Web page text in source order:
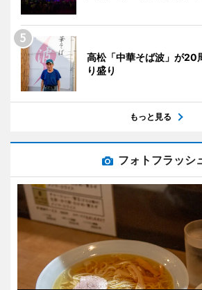
高松「中華そば波」が
り盛り
もっと見る
フォトフラッシ